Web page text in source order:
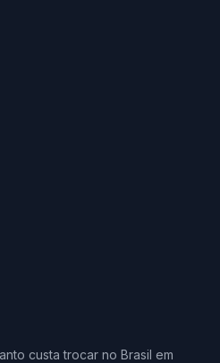
custa trocar no Brasil em